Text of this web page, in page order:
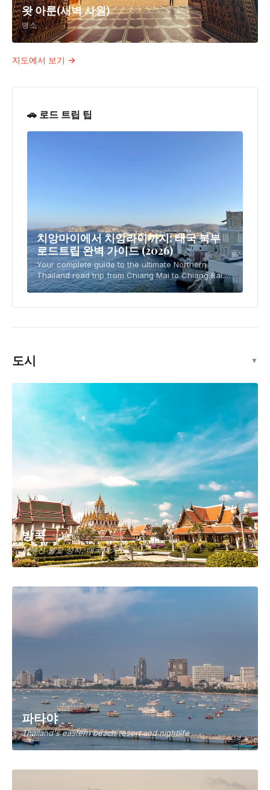
왓 아룬(새벽 사원)
명소
지도에서 보기 →
🚗 로드 트립 팁
치앙마이에서 치앙라이까지: 태국 북부
로드트립 완벽 가이드 (2026)
Your complete guide to the ultimate Northern
Thailand road trip from Chiang Mai to Chiang Rai.
Covers driving essentials, 4-5 day itinerary, temple
도시 ▼
방콕
눈부신 불교 성지, 태국의 수도
파타야
Thailand's eastern beach resort and nightlife